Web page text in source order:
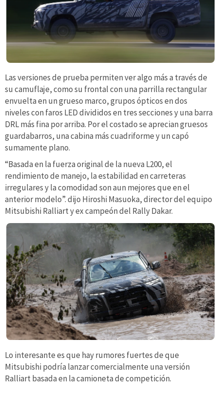
Las versiones de prueba permiten ver algo más a través de
su camuflaje, como su frontal con una parrilla rectangular
envuelta en un grueso marco, grupos ópticos en dos
niveles con faros LED divididos en tres secciones y una barra
DRL más fina por arriba. Por el costado se aprecian gruesos
guardabarros, una cabina más cuadriforme y un capó
sumamente plano.
“Basada en la fuerza original de la nueva L200, el
rendimiento de manejo, la estabilidad en carreteras
irregulares y la comodidad son aun mejores que en el
anterior modelo”. dijo Hiroshi Masuoka, director del equipo
Mitsubishi Ralliart y ex campeón del Rally Dakar.
Lo interesante es que hay rumores fuertes de que
Mitsubishi podría lanzar comercialmente una versión
Ralliart basada en la camioneta de competición.